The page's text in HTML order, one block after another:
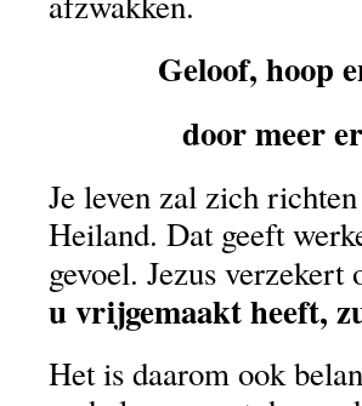
Geloof, hoop
door meer
Je leven zal zich
Heiland. Dat geeft
gevoel. Jezus verzekert
u vrijgemaakt heeft,
Het is daarom ook